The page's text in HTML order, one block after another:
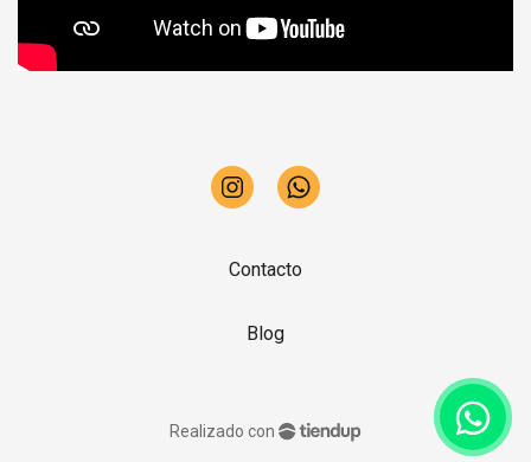
Contacto
Blog
Realizado con